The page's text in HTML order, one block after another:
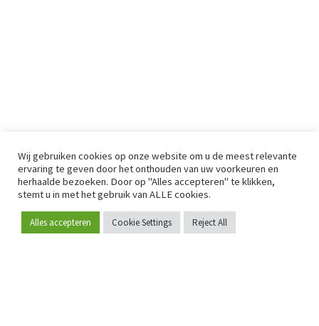
Word lid
Wij gebruiken cookies op onze website om u de meest relevante
ervaring te geven door het onthouden van uw voorkeuren en
herhaalde bezoeken. Door op "Alles accepteren" te klikken,
stemt u in met het gebruik van ALLE cookies.
Alles accepteren Cookie Settings Reject All